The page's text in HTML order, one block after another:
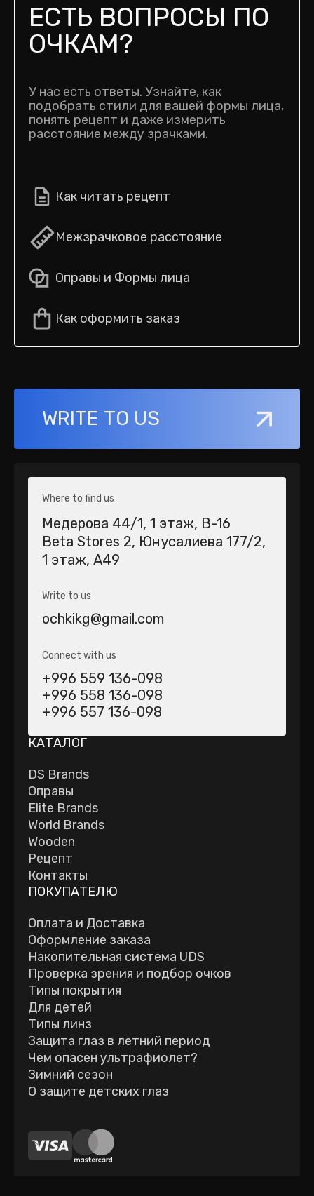
ЕСТЬ ВОПРОСЫ ПО
ОЧКАМ?
У нас есть ответы. Узнайте, как
подобрать стили для вашей формы лица,
понять рецепт и даже измерить
расстояние между зрачками.
Как читать рецепт
Межзрачковое расстояние
Оправы и Формы лица
Как оформить заказ
WRITE TO US
Where to find us
Медерова 44/1​, 1 этаж, В-16
Beta Stores 2​, Юнусалиева 177/2,
1 этаж, А49
Write to us
ochkikg@gmail.com
Connect with us
+996 559 136-098
+996 558 136-098
+996 557 136-098
КАТАЛОГ
DS Brands
Оправы
Elite Brands
World Brands
Wooden
Рецепт
Контакты
ПОКУПАТЕЛЮ
Оплата и Доставка
Оформление заказа
Накопительная система UDS
Проверка зрения и подбор очков
Типы покрытия
Для детей
Типы линз
Защита глаз в летний период
Чем опасен ультрафиолет?
Зимний сезон
О защите детских глаз